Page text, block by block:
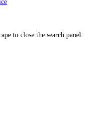
to close the search panel.